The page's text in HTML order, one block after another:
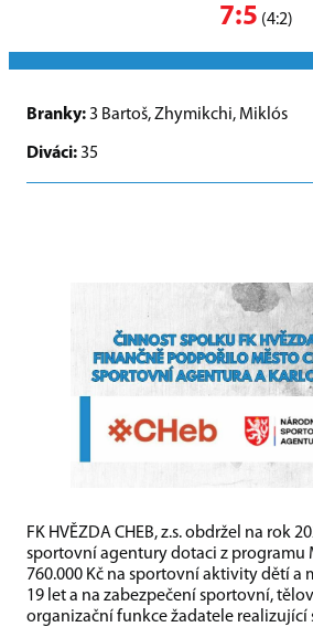
7:5 (4:2)
Branky:3 Bartoš, Zhymikchi, Miklós
Diváci:35
FK HVĚZDA CHEB, z.s. obdržel na rok
sportovní agentury dotaci z programu
760.000 Kč na sportovní aktivity dětí a
19 let a na zabezpečení sportovní,
organizační funkce žadatele